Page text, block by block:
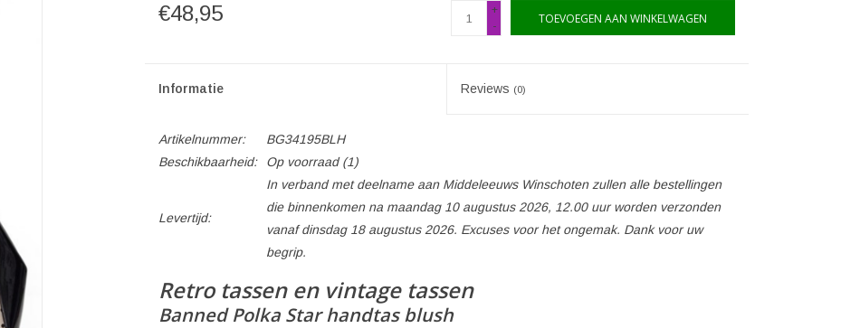
€48,95
+
-
TOEVOEGEN AAN WINKELWAGEN
Informatie Reviews (0)
Artikelnummer:
BG34195BLH
Beschikbaarheid:
Op voorraad(1)
Levertijd:
In verband met deelname aan Middeleeuws Winschoten zullen alle bestellingen
die binnenkomen na maandag 10 augustus 2026, 12.00 uur worden verzonden
vanaf dinsdag 18 augustus 2026. Excuses voor het ongemak. Dank voor uw
begrip.
Retro tassen en vintage tassen
Banned Polka Star handtas blush